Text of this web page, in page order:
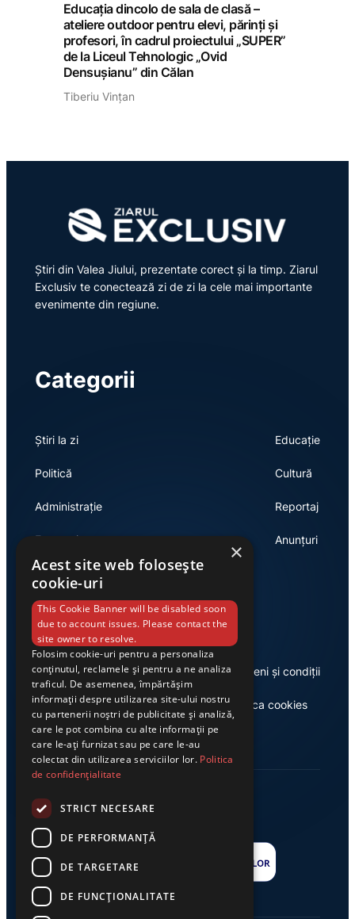
Educația dincolo de sala de clasă –
ateliere outdoor pentru elevi, părinți și
profesori, în cadrul proiectului „SUPER”
de la Liceul Tehnologic „Ovid
Densușianu” din Călan
Tiberiu Vințan
Știri din Valea Jiului, prezentate corect și la timp. Ziarul
Exclusiv te conectează zi de zi la cele mai importante
evenimente din regiune.
Categorii
Știri la zi
Politică
Administrație
Economie
Educație
Cultură
Reportaj
Anunțuri
Link-uri utile
Despre noi
Casa de editură Exclusiv
Termeni și condiții
Politica cookies
×
Acest site web folosește
cookie-uri
This Cookie Banner will be disabled soon
due to account issues. Please contact the
site owner to resolve.
Folosim cookie-uri pentru a personaliza
conținutul, reclamele și pentru a ne analiza
traficul. De asemenea, împărtășim
informații despre utilizarea site-ului nostru
cu partenerii noștri de publicitate și analiză,
care le pot combina cu alte informații pe
care le-ați furnizat sau pe care le-au
colectat din utilizarea serviciilor lor. Politica
de confidențialitate
STRICT NECESARE
DE PERFORMANȚĂ
DE TARGETARE
DE FUNCŢIONALITATE